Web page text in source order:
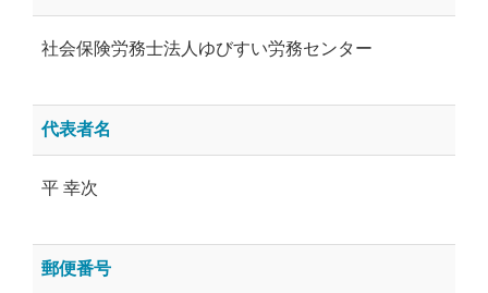
社会保険労務士法人ゆびすい労務センター
代表者名
平 幸次
郵便番号